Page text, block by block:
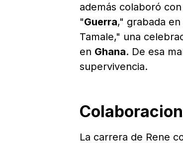
además colaboró
"Guerra," grabada
Tamale," una
en Ghana. De esa
supervivencia.
La carrera de Rene